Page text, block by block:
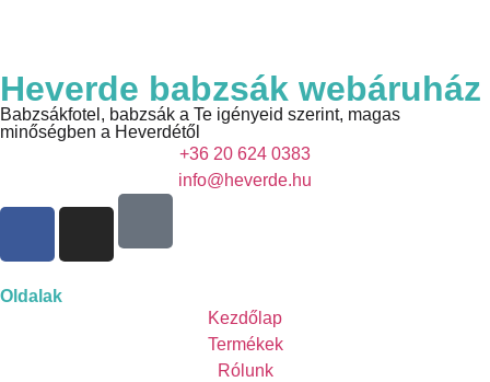
Heverde babzsák webáruház
Babzsákfotel, babzsák a Te igényeid szerint, magas
minőségben a Heverdétől
+36 20 624 0383
info@heverde.hu
Oldalak
Kezdőlap
Termékek
Rólunk